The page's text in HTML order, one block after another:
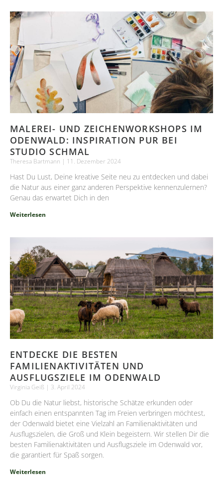
MALEREI- UND ZEICHENWORKSHOPS IM
ODENWALD: INSPIRATION PUR BEI
STUDIO SCHMAL
Theresa Bartmann 11. Dezember 2024
Hast Du Lust, Deine kreative Seite neu zu entdecken und dabei
die Natur aus einer ganz anderen Perspektive kennenzulernen?
Genau das erwartet Dich in den
Weiterlesen
ENTDECKE DIE BESTEN
FAMILIENAKTIVITÄTEN UND
AUSFLUGSZIELE IM ODENWALD
Virginia Geiß 3. April 2024
Ob Du die Natur liebst, historische Schätze erkunden oder
einfach einen entspannten Tag im Freien verbringen möchtest,
der Odenwald bietet eine Vielzahl an Familienaktivitäten und
Ausflugszielen, die Groß und Klein begeistern. Wir stellen Dir die
besten Familienaktivitäten und Ausflugsziele im Odenwald vor,
die garantiert für Spaß sorgen.
Weiterlesen